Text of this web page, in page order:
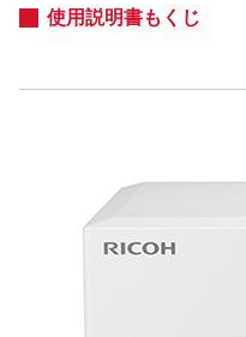
使用説明書もくじ